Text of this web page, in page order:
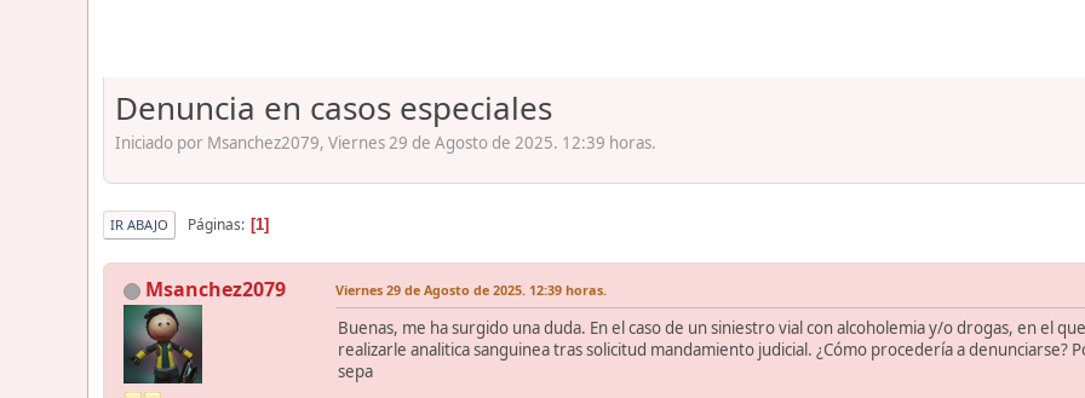
Denuncia en casos especiales
Iniciado por Msanchez2079, Viernes 29 de Agosto de 2025. 12:39 horas.
IR ABAJO Páginas 1
Msanchez2079 Viernes 29 de Agosto de 2025. 12:39 horas.
Buenas, me ha surgido una duda. En el caso de un siniestro vial con alcoholemia y/o drogas, en el
realizarle analitica sanguinea tras solicitud mandamiento judicial. ¿Cómo procedería a denunciarse?
sepa